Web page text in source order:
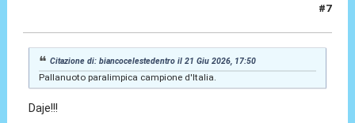
#7
Citazione di: biancocelestedentro il 21 Giu 2026, 17:50
Pallanuoto paralimpica campione d'Italia.
Daje!!!